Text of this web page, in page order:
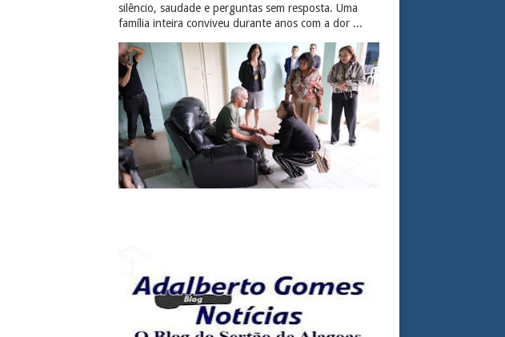
silêncio, saudade e perguntas sem resposta. Uma
família inteira conviveu durante anos com a dor ...